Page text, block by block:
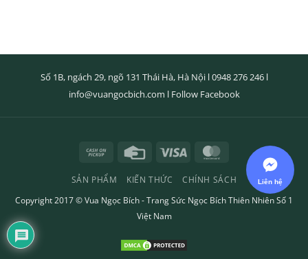
Số 1B, ngách 29, ngõ 131 Thái Hà, Hà Nội l0948 276 246l
info@vuangocbich.com l Follow Facebook
Cash
Pickup
Credit
Visa MasterCard
SẢN PHẨM KIẾN THỨC CHÍNH SÁCH
Copyright 2017 © Vua Ngọc Bích - Trang Sức Ngọc Bích Thiên Nhiên Số 1
Việt Nam